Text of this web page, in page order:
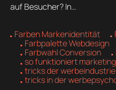
auf Besucher? In…
Farben Markenidentität
Farbpalette Webdesign
Farbwahl Conversion
so funktioniert marketing
tricks der werbeindustrie
tricks in der